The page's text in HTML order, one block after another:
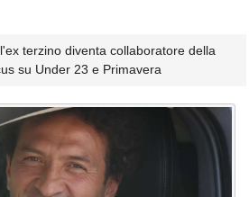
terzino diventa collaboratore della
su Under 23 e Primavera